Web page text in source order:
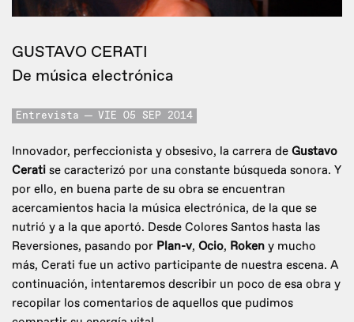
GUSTAVO CERATI
De música electrónica
Entrevista VIE 05 SEP 2014
Innovador, perfeccionista y obsesivo, la carrera de Gustavo
Cerati se caracterizó por una constante búsqueda sonora. Y
por ello, en buena parte de su obra se encuentran
acercamientos hacia la música electrónica, de la que se
nutrió y a la que aportó. Desde Colores Santos hasta las
Reversiones, pasando por Plan-v, Ocio, Roken y mucho
más, Cerati fue un activo participante de nuestra escena. A
continuación, intentaremos describir un poco de esa obra y
recopilar los comentarios de aquellos que pudimos